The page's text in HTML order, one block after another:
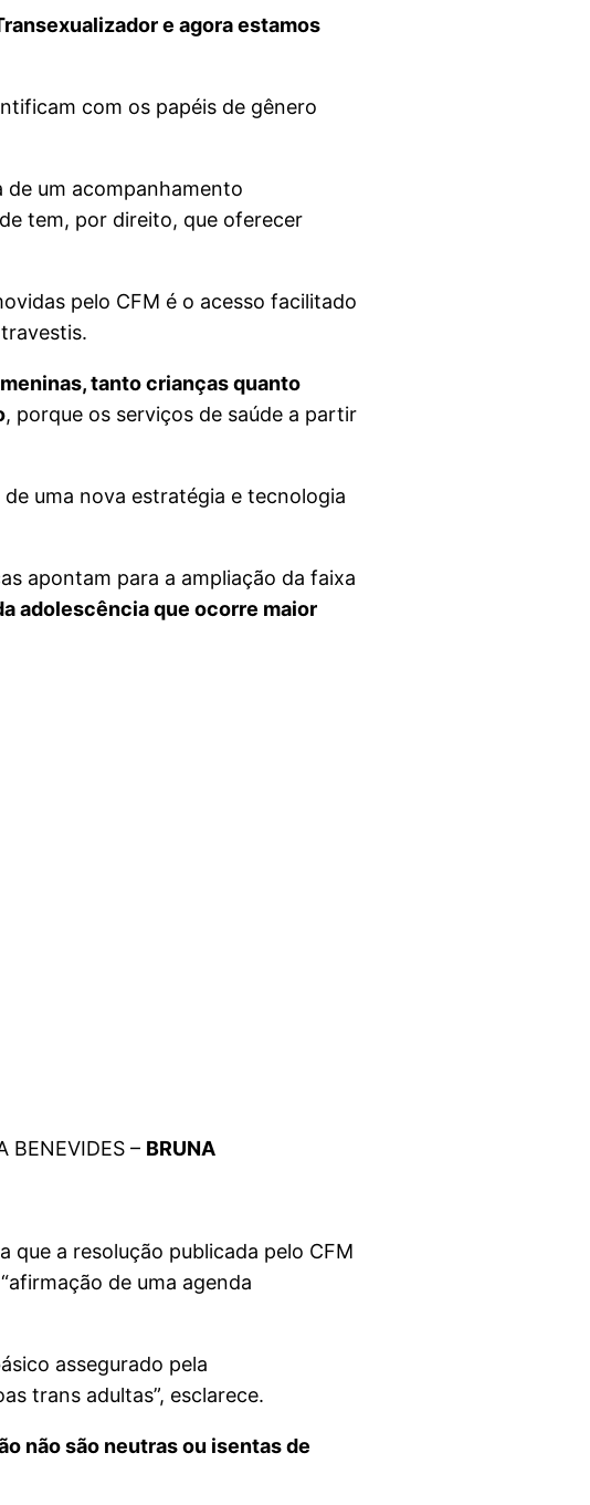
e agora estamos
com os papéis de gênero
de um acompanhamento
tem, por direito, que oferecer
pelo CFM é o acesso facilitado
tanto crianças quanto
, porque os serviços de saúde a partir
uma nova estratégia e tecnologia
apontam para a ampliação da faixa
adolescência que ocorre maior
BENEVIDES – BRUNA
que a resolução publicada pelo CFM
de uma agenda
assegurado pela
trans adultas”, esclarece.
não são neutras ou isentas de